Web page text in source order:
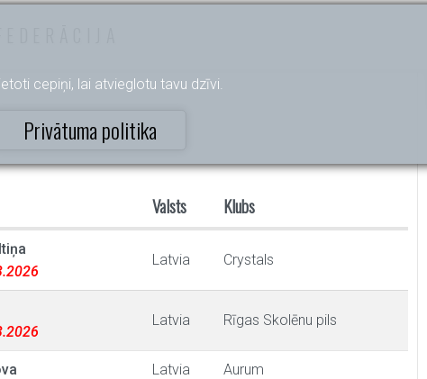
cepiņi, lai atvieglotu tavu dzīvi.
Privātuma politika
Valsts Klubs
Latvia Crystals
Latvia Rīgas Skolēnu pils
Latvia Aurum